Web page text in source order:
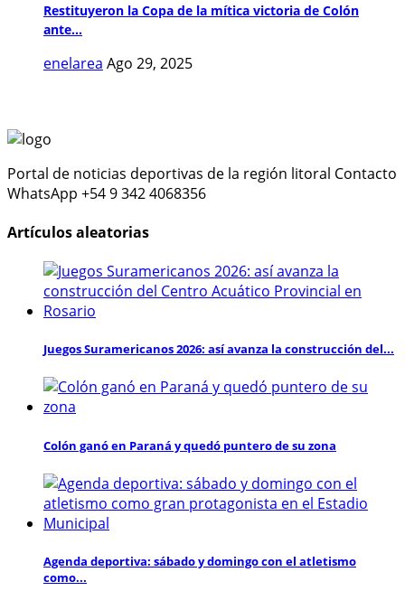
Restituyeron la Copa de la mítica victoria de Colón
ante...
enelarea Ago 29, 2025
Portal de noticias deportivas de la región litoral Contacto
WhatsApp +54 9 342 4068356
Artículos aleatorias
Juegos Suramericanos 2026: así avanza la construcción del...
Colón ganó en Paraná y quedó puntero de su zona
Agenda deportiva: sábado y domingo con el atletismo
como...